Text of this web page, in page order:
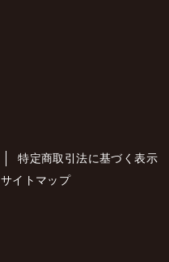
特定商取引法に基づく表示
サイトマップ